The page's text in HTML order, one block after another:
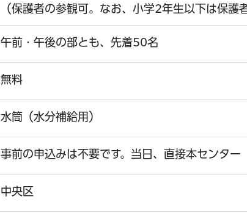
（保護者の参観可。なお、小学2年生以下は保護
午前・午後の部とも、先着50名
無料
水筒（水分補給用）
事前の申込みは不要です。当日、直接本センタ
中央区